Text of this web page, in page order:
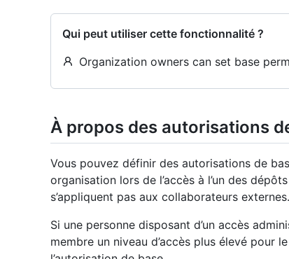
Qui peut utiliser cette fonctionnalité ?
Organization owners can set base
À propos des autorisations
Vous pouvez définir des autorisations de
organisation lors de l’accès à l’un des
s’appliquent pas aux collaborateurs externes.
Si une personne disposant d’un accès
membre un niveau d’accès plus élevé pour